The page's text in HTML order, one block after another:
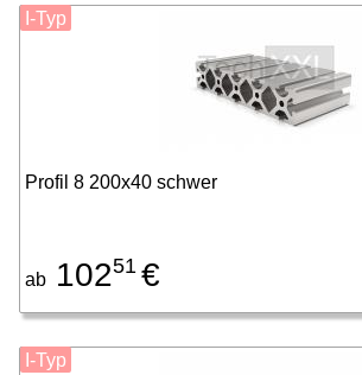
Profil 8 200x40 schwer
ab 10251 €
I-Typ
I-Typ